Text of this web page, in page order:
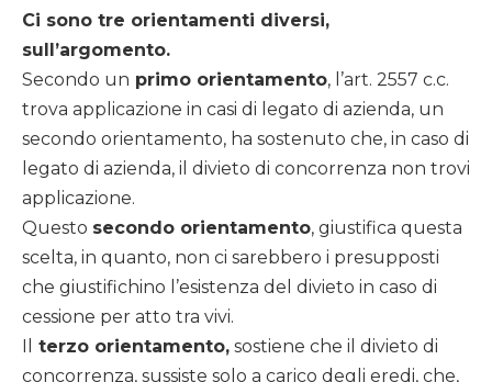
Ci sono tre orientamenti diversi,
sull’argomento.
Secondo un primo orientamento, l’art. 2557 c.c.
trova applicazione in casi di legato di azienda, un
secondo orientamento, ha sostenuto che, in caso di
legato di azienda, il divieto di concorrenza non trovi
applicazione.
Questo secondo orientamento, giustifica questa
scelta, in quanto, non ci sarebbero i presupposti
che giustifichino l’esistenza del divieto in caso di
cessione per atto tra vivi.
terzo orientamento, sostiene che il divieto di
concorrenza, sussiste solo a carico degli eredi, che,